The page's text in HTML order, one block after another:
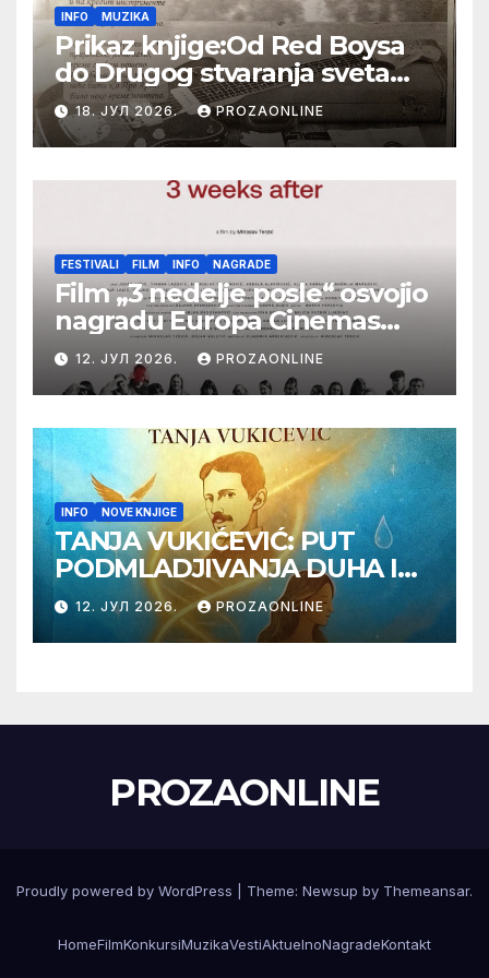
INFO MUZIKA
Prikaz knjige:Od Red Boysa
do Drugog stvaranja sveta
(bilo neko vreme pošteno)
(autor- Zlatomira Sremca,
Botoš 2022. godine,
samizdat)
18. ЈУЛ 2026. PROZAONLINE
FESTIVALI FILM INFO NAGRADE
Film „3 nedelje posle“ osvojio
nagradu Europa Cinemas
Label na Filmskom festivalu
u Karlovim Varima
12. ЈУЛ 2026. PROZAONLINE
INFO NOVE KNJIGE
TANJA VUKIĆEVIĆ: PUT
PODMLADJIVANJA DUHA I
TELA SA TESLOM
12. ЈУЛ 2026. PROZAONLINE
PROZAONLINE
Proudly powered by WordPress Theme: Newsup by Themeansar.
HomeFilmKonkursiMuzikaVestiAktuelnoNagradeKontakt